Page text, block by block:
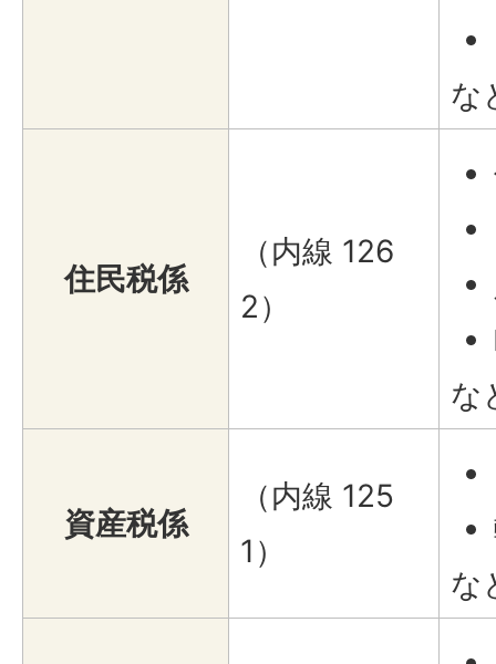
な
住民税係
（内線 126
2）
な
資産税係
（内線 125
1）
な